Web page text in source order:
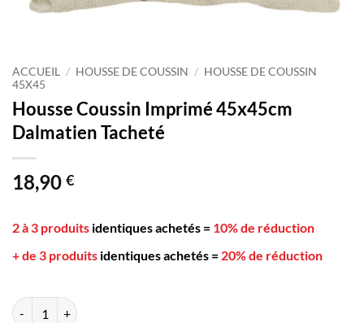
ACCUEIL / HOUSSE DE COUSSIN / HOUSSE DE COUSSIN
45X45
Housse Coussin Imprimé 45x45cm
Dalmatien Tacheté
18,90 €
2 à 3 produits identiques achetés = 10% de réduction
+ de 3 produits identiques achetés = 20% de réduction
quantité de Housse Coussin Imprimé 45x45cm Dalmatien Tacheté